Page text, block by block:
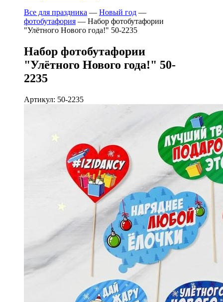
Все для праздника — Новый год —
фотобутафория — Набор фотобутафории
"Улётного Нового года!" 50-2235
Набор фотобутафории
"Улётного Нового года!" 50-
2235
Артикул: 50-2235